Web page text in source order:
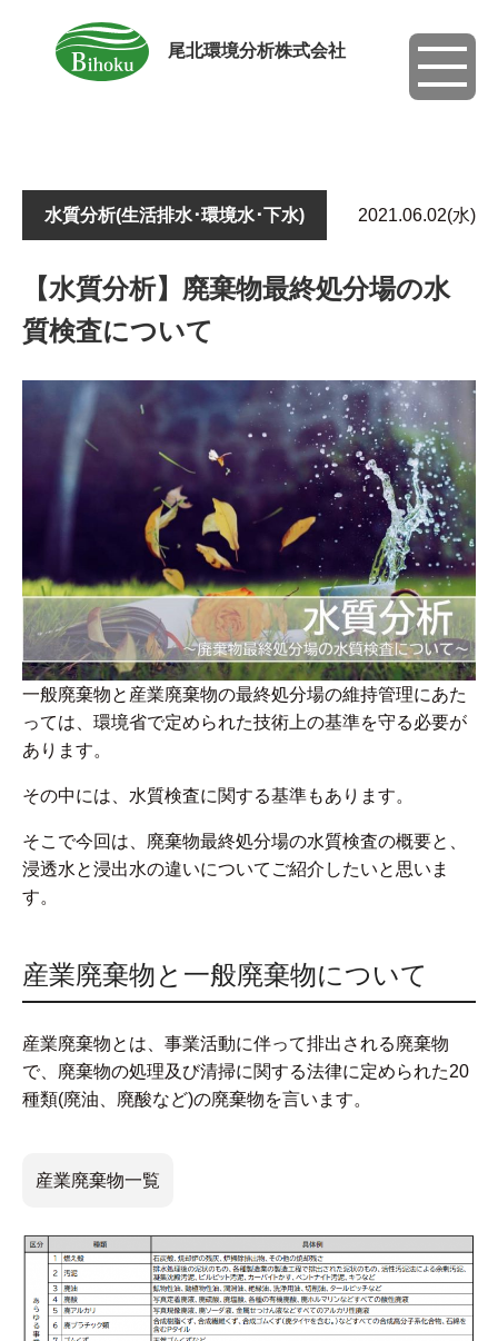
尾北環境分析株式会社
toggle
水質分析(生活排水･環境水･下水) 2021.06.02(水)
【水質分析】廃棄物最終処分場の水
質検査について
一般廃棄物と産業廃棄物の最終処分場の維持管理にあた
っては、環境省で定められた技術上の基準を守る必要が
あります。
その中には、水質検査に関する基準もあります。
そこで今回は、廃棄物最終処分場の水質検査の概要と、
浸透水と浸出水の違いについてご紹介したいと思いま
す。
産業廃棄物と一般廃棄物について
産業廃棄物とは、事業活動に伴って排出される廃棄物
で、廃棄物の処理及び清掃に関する法律に定められた20
種類(廃油、廃酸など)の廃棄物を言います。
産業廃棄物一覧